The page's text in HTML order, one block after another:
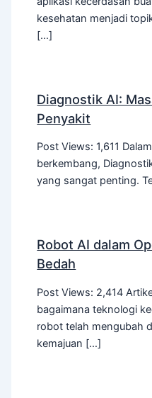
kesehatan menjadi
[…]
Diagnostik AI:
Penyakit
Post Views: 1,611
berkembang,
yang sangat penting.
Robot AI dalam
Bedah
Post Views: 2,414
bagaimana teknologi
robot telah mengubah
kemajuan […]